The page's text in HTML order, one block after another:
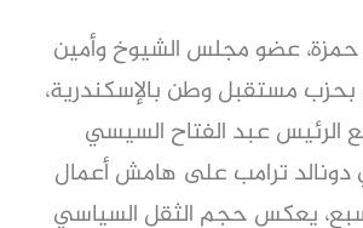
حمزة، عضو مجلس الشيوخ وأمين
بحزب مستقبل وطن بالإسكندرية،
الرئيس عبد الفتاح السيسي
دونالد ترامب على هامش أعمال
يعكس حجم الثقل السياسي